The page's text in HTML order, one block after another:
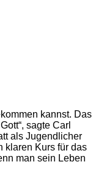
kannst. Das
sagte Carl
als Jugendlicher
klaren Kurs für das
man sein Leben